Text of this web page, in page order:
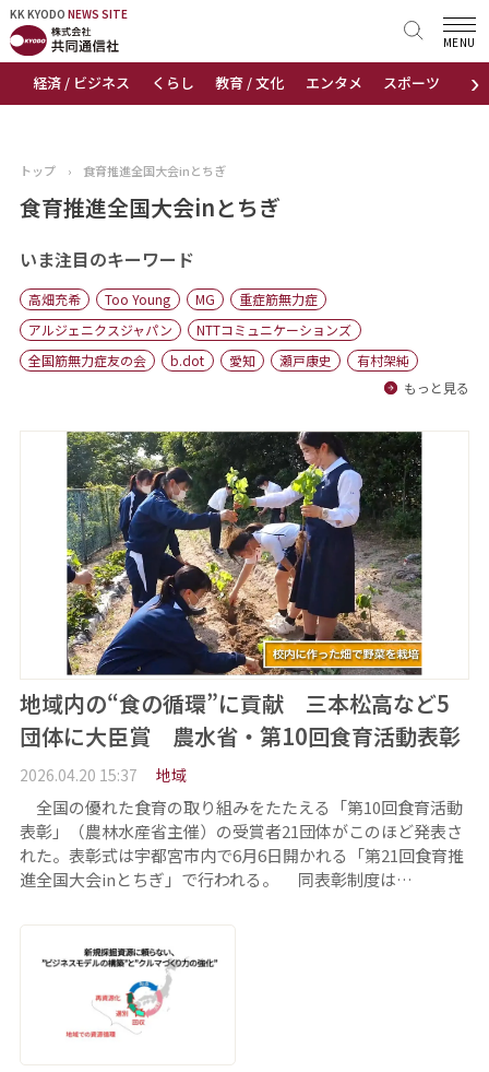
KK KYODO NEWS SITE
›
経済 / ビジネス くらし 教育 / 文化 エンタメ スポーツ 地域
MENU
KK KYODONEWS SITE
トップページ
ニュース
おすすめコンテンツ
出版物
会社概要
トップ › 食育推進全国大会inとちぎ
食育推進全国大会inとちぎ
いま注目のキーワード
高畑充希 Too Young MG
重症筋無力症
アルジェニクスジャパン
NTTコミュニケーションズ
全国筋無力症友の会
b.dot 愛知 瀬戸康史
有村架純
もっと見る
地域内の“食の循環”に貢献 三本松高など5
団体に大臣賞 農水省・第10回食育活動表彰
2026.04.20 15:37 地域
全国の優れた食育の取り組みをたたえる「第10回食育活動
表彰」（農林水産省主催）の受賞者21団体がこのほど発表さ
れた。表彰式は宇都宮市内で6月6日開かれる「第21回食育推
進全国大会inとちぎ」で行われる。 同表彰制度は…